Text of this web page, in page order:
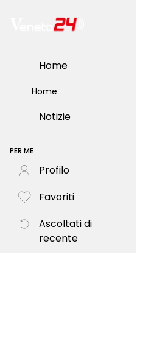
Home
Home
Notizie
PER ME
Profilo
Favoriti
Ascoltati di
recente